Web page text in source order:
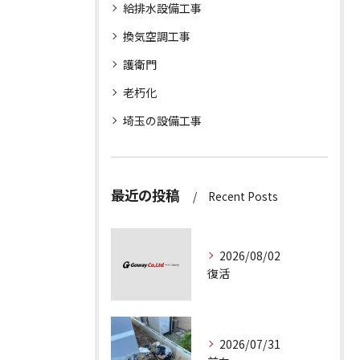
給排水設備工事
換気空調工事
護衛門
老朽化
埼玉の設備工事
最近の投稿 Recent Posts
2026/08/02
復活
2026/07/31